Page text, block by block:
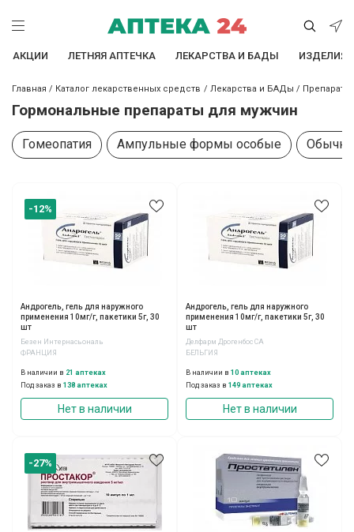
АКЦИИ ЛЕТНЯЯ АПТЕЧКА ЛЕКАРСТВА И БАДЫ ИЗДЕЛИЯ
Главная / Каталог лекарственных средств / Лекарства и БАДы /
Гормональные препараты для мужчин
Гомеопатия Ампульные формы особые
-12%
Андрогель, гель для наружного
применения 10мг/г, пакетики 5г, 30
шт
Безен Интернасьональ
ФРАНЦИЯ
В наличии в 21 аптеках
Под заказ в 138 аптеках
Нет в наличии
Андрогель, гель для наружного
применения 10мг/г, пакетики 5г, 30
шт
Делфарм Дрогенбос СА
БЕЛЬГИЯ
В наличии в 10 аптеках
Под заказ в 149 аптеках
Нет в наличии
-27%